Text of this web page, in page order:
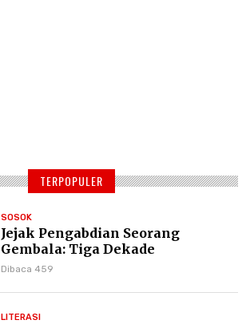
TERPOPULER
SOSOK
Jejak Pengabdian Seorang
Gembala: Tiga Dekade
Kepemimpinan Pdt. Dr. Yulius
Dibaca 459
LITERASI